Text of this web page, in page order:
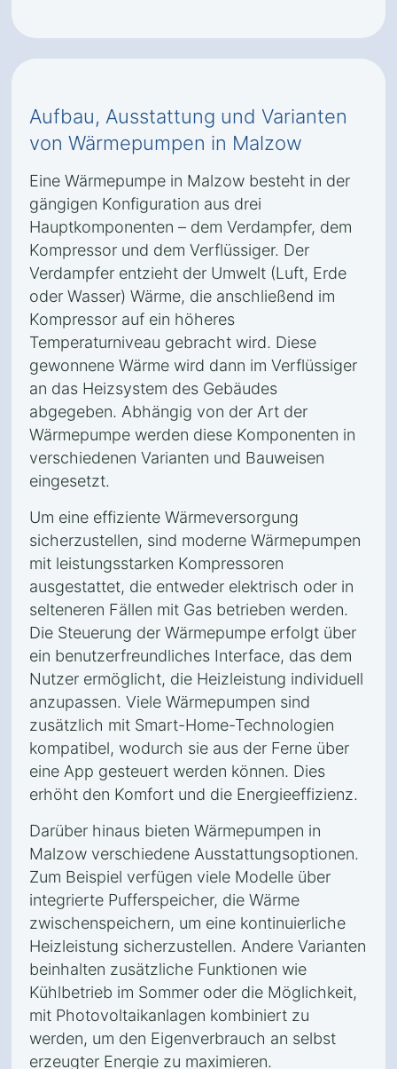
Aufbau, Ausstattung und Varianten
von Wärmepumpen in Malzow
Eine Wärmepumpe in Malzow besteht in der
gängigen Konfiguration aus drei
Hauptkomponenten – dem Verdampfer, dem
Kompressor und dem Verflüssiger. Der
Verdampfer entzieht der Umwelt (Luft, Erde
oder Wasser) Wärme, die anschließend im
Kompressor auf ein höheres
Temperaturniveau gebracht wird. Diese
gewonnene Wärme wird dann im Verflüssiger
an das Heizsystem des Gebäudes
abgegeben. Abhängig von der Art der
Wärmepumpe werden diese Komponenten in
verschiedenen Varianten und Bauweisen
eingesetzt.
Um eine effiziente Wärmeversorgung
sicherzustellen, sind moderne Wärmepumpen
mit leistungsstarken Kompressoren
ausgestattet, die entweder elektrisch oder in
selteneren Fällen mit Gas betrieben werden.
Die Steuerung der Wärmepumpe erfolgt über
ein benutzerfreundliches Interface, das dem
Nutzer ermöglicht, die Heizleistung individuell
anzupassen. Viele Wärmepumpen sind
zusätzlich mit Smart-Home-Technologien
kompatibel, wodurch sie aus der Ferne über
eine App gesteuert werden können. Dies
erhöht den Komfort und die Energieeffizienz.
Darüber hinaus bieten Wärmepumpen in
Malzow verschiedene Ausstattungsoptionen.
Zum Beispiel verfügen viele Modelle über
integrierte Pufferspeicher, die Wärme
zwischenspeichern, um eine kontinuierliche
Heizleistung sicherzustellen. Andere Varianten
beinhalten zusätzliche Funktionen wie
Kühlbetrieb im Sommer oder die Möglichkeit,
mit Photovoltaikanlagen kombiniert zu
werden, um den Eigenverbrauch an selbst
erzeugter Energie zu maximieren.